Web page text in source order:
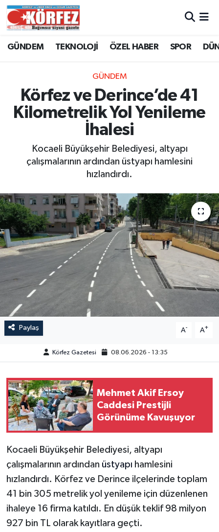
GÜNDEM TEKNOLOJİ ÖZEL HABER SPOR
GÜNDEM
Körfez ve Derince’de 41
Kilometrelik Yol Yenileme
İhalesi
Kocaeli Büyükşehir Belediyesi, altyapı
çalışmalarının ardından üstyapı hamlesini
hızlandırdı.
Paylaş A- A+
Körfez Gazetesi 08.06.2026 - 13:35
Mehmet Akif Ersoy
Caddesi Prestijli
Görünüme Kavuşuyor
Kocaeli Büyükşehir Belediyesi, altyapı
çalışmalarının ardından üstyapı hamlesini
hızlandırdı. Körfez ve Derince ilçelerinde toplam
41 bin 305 metrelik yol yenileme için düzenlenen
ihaleye 16 firma katıldı. En düşük teklif 98 milyon
927 bin TL olarak kayıtlara geçti.
Trafik Durumu
Süper Lig Puan Durumu ve Fikstür
Tüm Manşetler
Son Dakika Haberleri
Haber Arşivi